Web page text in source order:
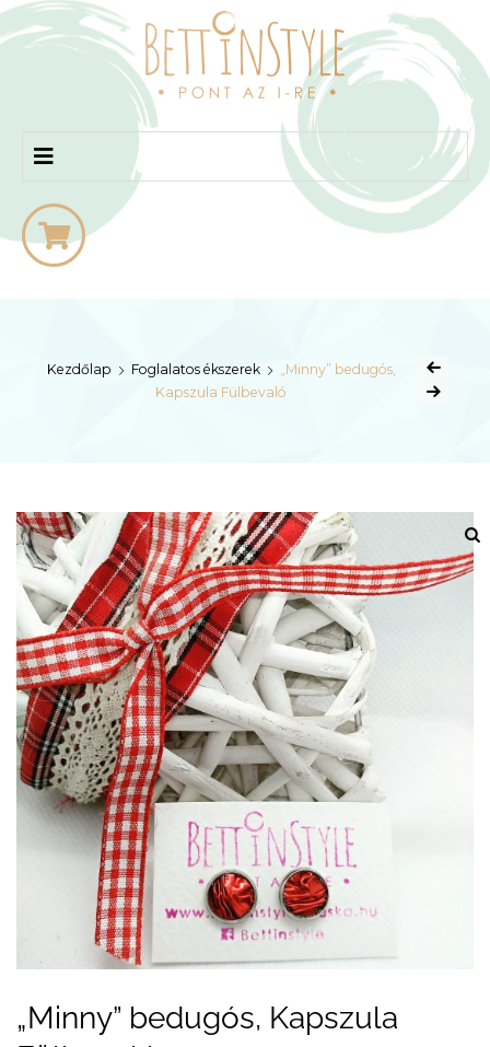
bettinstyle
Kezdőlap Foglalatos ékszerek
„Minny” bedugós,
Kapszula Fülbevaló
„Minny” bedugós, Kapszula